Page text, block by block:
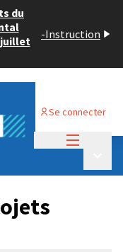
du
juillet
-Instruction
Se connecter